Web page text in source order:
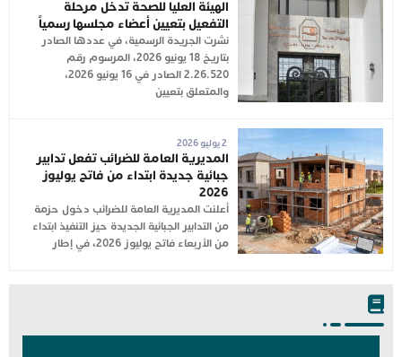
الهيئة العليا للصحة تدخل مرحلة
التفعيل بتعيين أعضاء مجلسها رسمياً
نشرت الجريدة الرسمية، في عددها الصادر
بتاريخ 18 يونيو 2026، المرسوم رقم
2.26.520 الصادر في 16 يونيو 2026،
والمتعلق بتعيين
2 يوليو 2026
المديرية العامة للضرائب تفعل تدابير
جبائية جديدة ابتداء من فاتح يوليوز
2026
أعلنت المديرية العامة للضرائب دخول حزمة
من التدابير الجبائية الجديدة حيز التنفيذ ابتداء
من الأربعاء فاتح يوليوز 2026، في إطار